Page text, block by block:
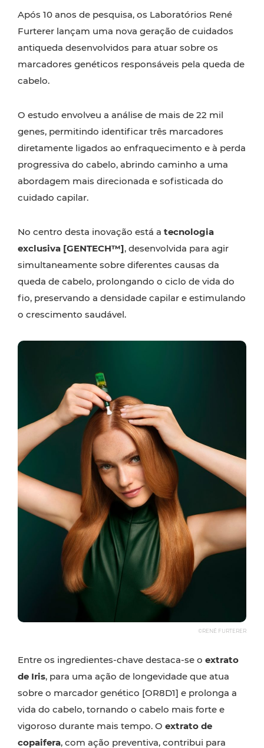
Após 10 anos de pesquisa, os Laboratórios René
Furterer lançam uma nova geração de cuidados
antiqueda desenvolvidos para atuar sobre os
marcadores genéticos responsáveis pela queda de
cabelo.
O estudo envolveu a análise de mais de 22 mil
genes, permitindo identificar três marcadores
diretamente ligados ao enfraquecimento e à perda
progressiva do cabelo, abrindo caminho a uma
abordagem mais direcionada e sofisticada do
cuidado capilar.
No centro desta inovação está a tecnologia
exclusiva [GENTECH™], desenvolvida para agir
simultaneamente sobre diferentes causas da
queda de cabelo, prolongando o ciclo de vida do
fio, preservando a densidade capilar e estimulando
o crescimento saudável.
©RENÉ FURTERER
Entre os ingredientes-chave destaca-se o extrato
de Iris, para uma ação de longevidade que atua
sobre o marcador genético [OR8D1] e prolonga a
vida do cabelo, tornando o cabelo mais forte e
vigoroso durante mais tempo. O extrato de
copaifera, com ação preventiva, contribui para